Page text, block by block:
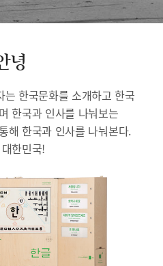
녕
는 한국문화를 소개하고 한국
한국과 인사를 나눠보는
해 한국과 인사를 나눠본다.
한민국!